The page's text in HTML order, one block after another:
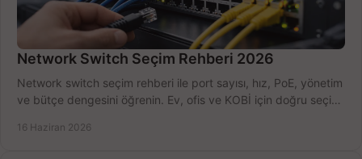
Network Switch Seçim Rehberi 2026
Network switch seçim rehberi ile port sayısı, hız, PoE, yönetim
ve bütçe dengesini öğrenin. Ev, ofis ve KOBİ için doğru seçimi
16 Haziran 2026